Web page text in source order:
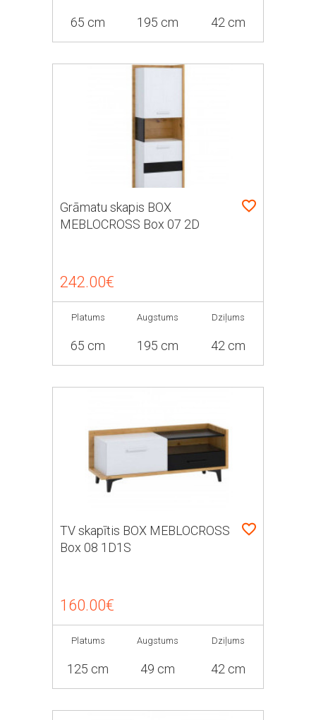
65 cm 195 cm 42 cm
Grāmatu skapis BOX
MEBLOCROSS Box 07 2D
242.00€
Platums
65 cm
Augstums
195 cm
Dziļums
42 cm
TV skapītis BOX MEBLOCROSS
Box 08 1D1S
160.00€
Platums
125 cm
Augstums
49 cm
Dziļums
42 cm